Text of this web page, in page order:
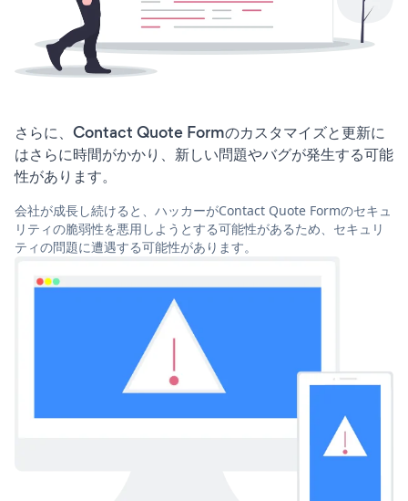
さらに、Contact Quote Formのカスタマイズと更新に
はさらに時間がかかり、新しい問題やバグが発生する可能
性があります。
会社が成長し続けると、ハッカーがContact Quote Formのセキュ
リティの脆弱性を悪用しようとする可能性があるため、セキュリ
ティの問題に遭遇する可能性があります。